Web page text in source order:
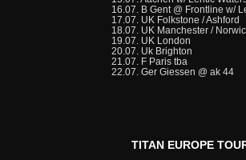
16.07. B Gent @ Frontline w/
17.07. UK Folkstone / Ashford
18.07. UK Manchester /
19.07. UK London
20.07. Uk Brighton
21.07. F Paris tba
22.07. Ger Giessen @ ak 44
TITAN EUROPE